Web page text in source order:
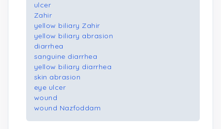
ulcer
Zahir
yellow biliary Zahir
yellow biliary abrasion
diarrhea
sanguine diarrhea
yellow biliary diarrhea
skin abrasion
eye ulcer
wound
wound Nazfoddam